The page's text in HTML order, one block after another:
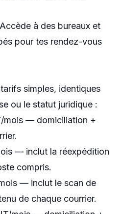
à des bureaux et
pour tes rendez-vous
simples, identiques
ou le statut juridique :
mois — domiciliation +
— inclut la réexpédition
compris.
— inclut le scan de
de chaque courrier.